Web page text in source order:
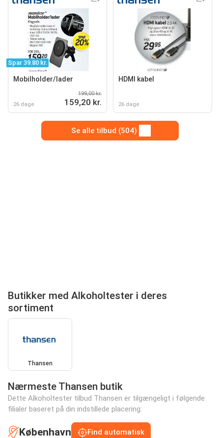
Spar 39.80 kr.
Mobilholder/lader
26 dage
199,00 kr.
159,20 kr.
HDMI kabel
26 dage
Se alle tilbud (504)
Butikker med Alkoholtester i deres
sortiment
Thansen
Nærmeste Thansen butik
Dette Alkoholtester tilbud Thansen er tilgængeligt i følgende
filialer baseret på din indstillede placering:
København Find automatisk